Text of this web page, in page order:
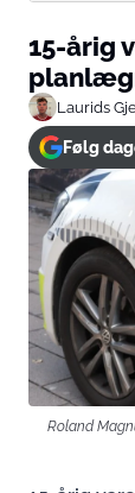
15-årig
Laurids
Følg
Roland